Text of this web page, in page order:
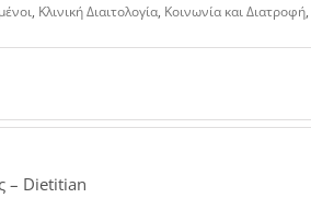
, Κλινική Διαιτολογία, Κοινωνία και Διατροφή,
– Dietitian